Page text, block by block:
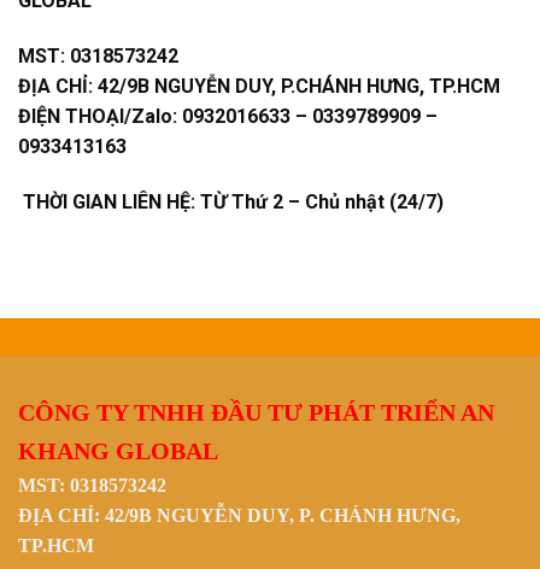
MST: 0318573242
ĐỊA CHỈ: 42/9B NGUYỄN DUY, P.CHÁNH HƯNG, TP.HCM
ĐIỆN THOẠI/Zalo: 0932016633 – 0339789909 –
0933413163
THỜI GIAN LIÊN HỆ: TỪ Thứ 2 – Chủ nhật (24/7)
CÔNG TY TNHH ĐẦU TƯ PHÁT TRIỂN AN
KHANG GLOBAL
MST: 0318573242
ĐỊA CHỈ: 42/9B NGUYỄN DUY, P. CHÁNH HƯNG,
TP.HCM